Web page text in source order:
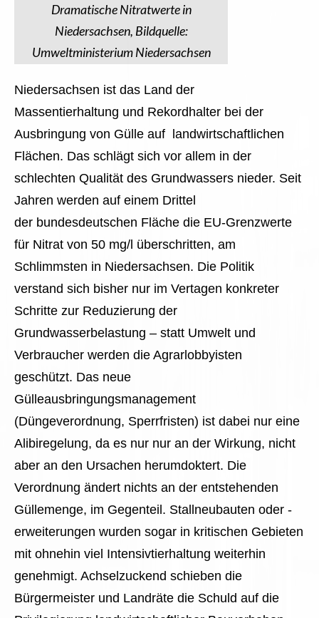
Dramatische Nitratwerte in
Niedersachsen, Bildquelle:
Umweltministerium Niedersachsen
Niedersachsen ist das Land der
Massentierhaltung und Rekordhalter bei der
Ausbringung von Gülle auf landwirtschaftlichen
Flächen. Das schlägt sich vor allem in der
schlechten Qualität des Grundwassers nieder. Seit
Jahren werden auf einem Drittel
der bundesdeutschen Fläche die EU-Grenzwerte
für Nitrat von 50 mg/l überschritten, am
Schlimmsten in Niedersachsen. Die Politik
verstand sich bisher nur im Vertagen konkreter
Schritte zur Reduzierung der
Grundwasserbelastung – statt Umwelt und
Verbraucher werden die Agrarlobbyisten
geschützt. Das neue
Gülleausbringungsmanagement
(Düngeverordnung, Sperrfristen) ist dabei nur eine
Alibiregelung, da es nur nur an der Wirkung, nicht
aber an den Ursachen herumdoktert. Die
Verordnung ändert nichts an der entstehenden
Güllemenge, im Gegenteil. Stallneubauten oder -
erweiterungen wurden sogar in kritischen Gebieten
mit ohnehin viel Intensivtierhaltung weiterhin
genehmigt. Achselzuckend schieben die
Bürgermeister und Landräte die Schuld auf die